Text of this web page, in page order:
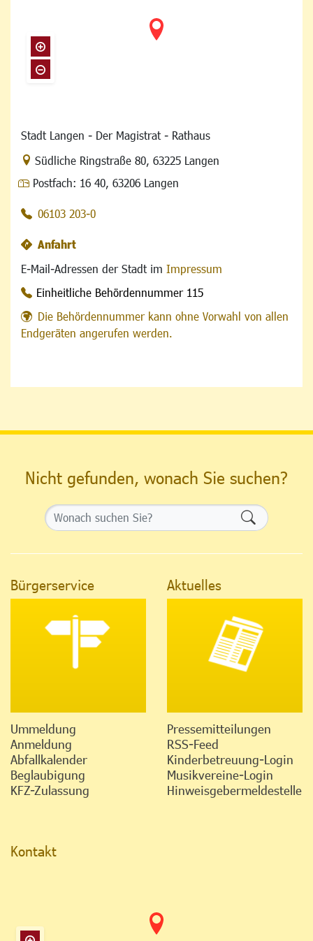
Stadt Langen - Der Magistrat - Rathaus
Link zur Google-Maps Navigation
Südliche Ringstraße 80, 63225 Langen
Postfach: 16 40, 63206 Langen
06103 203-0
Anfahrt
E-Mail-Adressen der Stadt im Impressum
Einheitliche Behördennummer 115
Die Behördennummer kann ohne Vorwahl von allen
Endgeräten angerufen werden.
Nicht gefunden, wonach Sie suchen?
Bürgerservice
Ummeldung
Anmeldung
Abfallkalender
Beglaubigung
KFZ-Zulassung
Aktuelles
Pressemitteilungen
RSS-Feed
Kinderbetreuung-Login
Musikvereine-Login
Hinweisgebermeldestelle
Kontakt